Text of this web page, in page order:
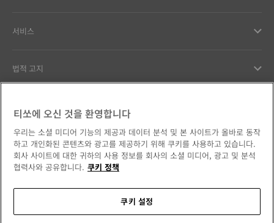
서비스
법적 고지
우리의 약속
소셜 미디어에서 만나보세요
티쏘에 오신 것을 환영합니다
우리는 소셜 미디어 기능의 제공과 데이터 분석 및 본 사이트가 올바로 동작
하고 개인화된 콘텐츠와 광고를 제공하기 위해 쿠키를 사용하고 있습니다.
회사 사이트에 대한 귀하의 사용 정보를 회사의 소셜 미디어, 광고 및 분석
협력사와 공유합니다. 쿠키 정책
쿠키 설정